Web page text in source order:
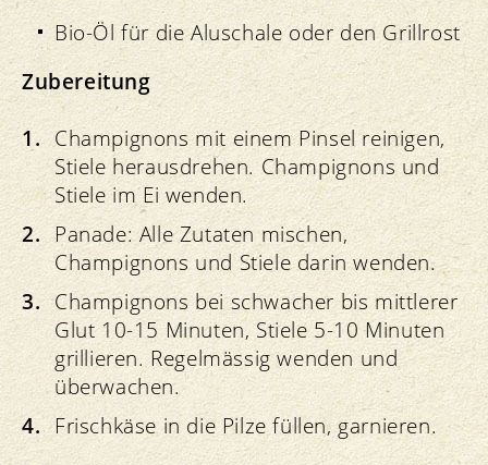
Bio-Öl für die Aluschale oder den Grillrost
Zubereitung
Champignons mit einem Pinsel reinigen,
Stiele herausdrehen. Champignons und
Stiele im Ei wenden.
Panade: Alle Zutaten mischen,
Champignons und Stiele darin wenden.
Champignons bei schwacher bis mittlerer
Glut 10-15 Minuten, Stiele 5-10 Minuten
grillieren. Regelmässig wenden und
überwachen.
Frischkäse in die Pilze füllen, garnieren.